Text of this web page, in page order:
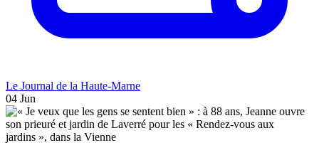
Le Journal de la Haute-Marne
04 Jun